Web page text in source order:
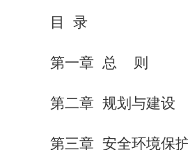
目 录
第一章 总 则
第二章 规划与建设
第三章 安全环境保